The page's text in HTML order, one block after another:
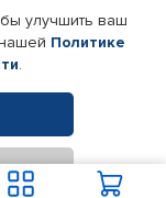
компании
защищены.
улучшить ваш
Политике
.
В корзину